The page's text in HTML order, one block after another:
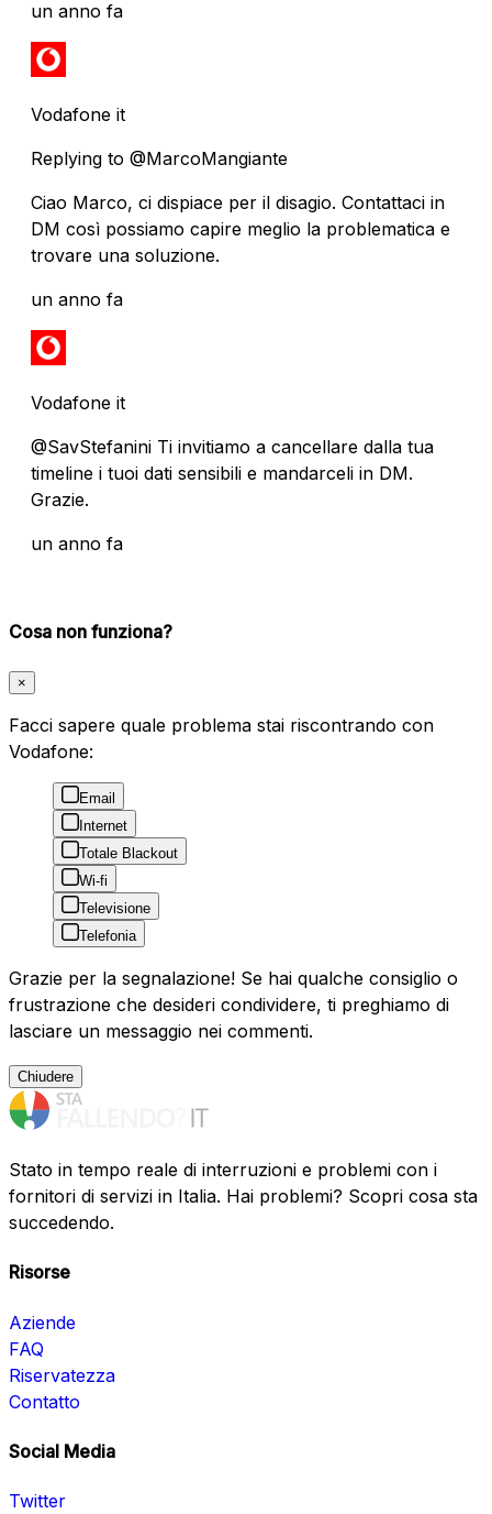
un anno fa
Vodafone it
Replying to @MarcoMangiante
Ciao Marco, ci dispiace per il disagio. Contattaci in
DM così possiamo capire meglio la problematica e
trovare una soluzione.
un anno fa
Vodafone it
@SavStefanini Ti invitiamo a cancellare dalla tua
timeline i tuoi dati sensibili e mandarceli in DM.
Grazie.
un anno fa
Cosa non funziona?
×
Facci sapere quale problema stai riscontrando con
Vodafone:
Email
Internet
Totale Blackout
Wi-fi
Televisione
Telefonia
Grazie per la segnalazione! Se hai qualche consiglio o
frustrazione che desideri condividere, ti preghiamo di
lasciare un messaggio nei commenti.
Chiudere
Stato in tempo reale di interruzioni e problemi con i
fornitori di servizi in Italia. Hai problemi? Scopri cosa sta
succedendo.
Risorse
Aziende
FAQ
Riservatezza
Contatto
Social Media
Twitter